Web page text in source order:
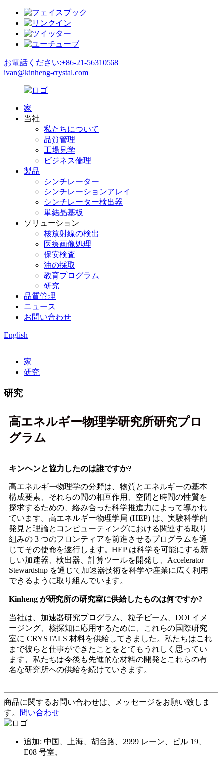
お電話ください:+86-21-56310568
ivan@kinheng-crystal.com
家
当社
私たちについて
品質管理
工場見学
ビジネス倫理
製品
シンチレーター
シンチレーションアレイ
シンチレーター検出器
単結晶基板
ソリューション
核放射線の検出
医療画像処理
保安検査
油の採取
教育プログラム
研究
品質管理
ニュース
お問い合わせ
English
家
研究
研究
高エネルギー物理学研究所研究プロ
グラム
キンヘンと協力したのは誰ですか?
高エネルギー物理学の分野は、物質とエネルギーの基本
構成要素、それらの間の相互作用、空間と時間の性質を
探求するための、絡み合った科学推進力によって導かれ
ています。高エネルギー物理学局 (HEP) は、実験科学的
発見と理論とコンピューティングにおける関連する取り
組みの 3 つのフロンティアを前進させるプログラムを通
じてその使命を遂行します。HEP は科学を可能にする新
しい加速器、検出器、計算ツールを開発し、Accelerator
Stewardship を通じて加速器技術を科学や産業に広く利用
できるように取り組んでいます。
Kinheng が研究所の研究室に供給したものは何ですか?
当社は、加速器研究プログラム、粒子ビーム、DOI イメ
ージング、核探知に応用するために、これらの国際研究
室に CRYSTALS 材料を供給してきました。私たちはこれ
まで彼らと仕事ができたことをとてもうれしく思ってい
ます。私たちは今後も先進的な材料の開発とこれらの有
名な研究所への供給を続けていきます。
商品に関するお問い合わせは、メッセージをお願い致しま
す。
問い合わせ
追加: 中国、上海、胡台路、2999 レーン、ビル 19、
E08 号室。